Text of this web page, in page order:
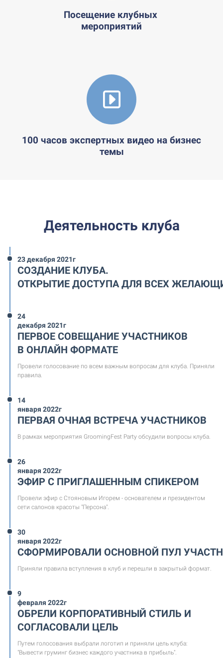
Посещение клубных
мероприятий
100 часов экспертных видео на бизнес
темы
Деятельность клуба
23 декабря 2021г
СОЗДАНИЕ КЛУБА.
ОТКРЫТИЕ ДОСТУПА ДЛЯ ВСЕХ
24
декабря 2021г
ПЕРВОЕ СОВЕЩАНИЕ УЧАСТНИКОВ
В ОНЛАЙН ФОРМАТЕ
Провели голосование по всем важным вопросам для клуба. Приняли
правила.
14
января 2022г
ПЕРВАЯ ОЧНАЯ ВСТРЕЧА УЧАСТНИКОВ
В рамках мероприятия GroomingFest Party обсудили вопросы клуба.
26
января 2022г
ЭФИР С ПРИГЛАШЕННЫМ СПИКЕРОМ
Провели эфир с Стояновым Игорем - основателем и президентом
сети салонов красоты "Персона".
30
января 2022г
СФОРМИРОВАЛИ ОСНОВНОЙ ПУЛ
Приняли правила вступления в клуб и перешли в закрытый формат.
9
февраля 2022г
ОБРЕЛИ КОРПОРАТИВНЫЙ СТИЛЬ И
СОГЛАСОВАЛИ ЦЕЛЬ
Путем голосования выбрали логотип и приняли цель клуба:
"Вывести груминг бизнес каждого участника в прибыль".